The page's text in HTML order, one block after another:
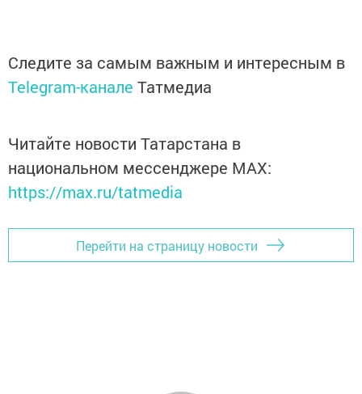
Следите за самым важным и интересным в
Telegram-канале Татмедиа
Читайте новости Татарстана в
национальном мессенджере MАХ:
https://max.ru/tatmedia
Перейти на страницу новости